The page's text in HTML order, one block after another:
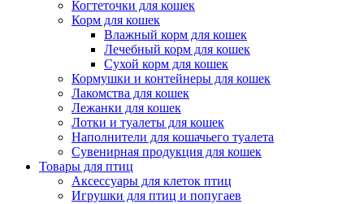
Когтеточки для кошек
Корм для кошек
Влажный корм для кошек
Лечебный корм для кошек
Сухой корм для кошек
Кормушки и контейнеры для кошек
Лакомства для кошек
Лежанки для кошек
Лотки и туалеты для кошек
Наполнители для кошачьего туалета
Сувенирная продукция для кошек
Товары для птиц
Аксессуары для клеток птиц
Игрушки для птиц и попугаев